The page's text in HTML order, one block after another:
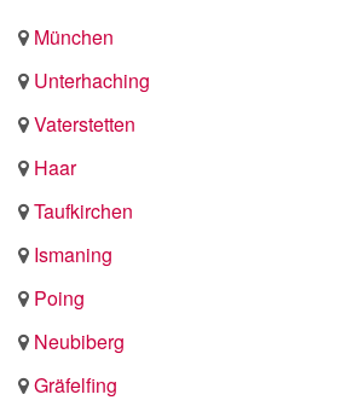
München
Unterhaching
Vaterstetten
Haar
Taufkirchen
Ismaning
Poing
Neubiberg
Gräfelfing